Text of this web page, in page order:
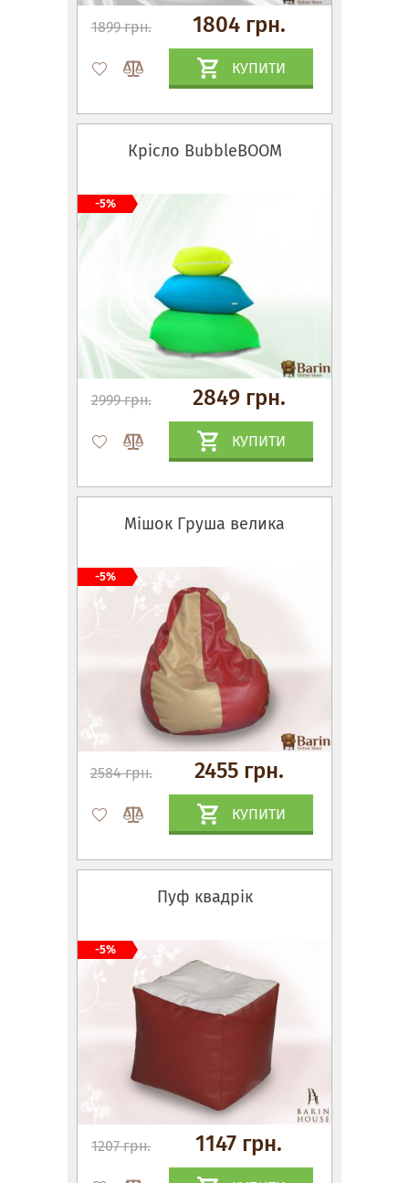
1899 грн. 1804 грн.
КУПИТИ
Крісло BubbleBOOM
2999 грн. 2849 грн.
КУПИТИ
-5%
Мішок Груша велика
2584 грн. 2455 грн.
КУПИТИ
-5%
Пуф квадрік
1207 грн. 1147 грн.
-5%